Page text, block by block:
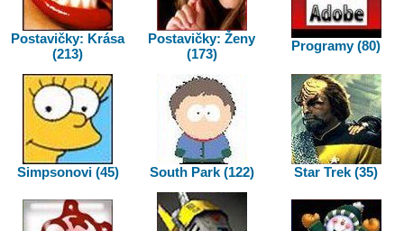
Postavičky: Krása
(213)
Postavičky: Ženy
(173)
Programy (80)
Simpsonovi (45) South Park (122) Star Trek (35)